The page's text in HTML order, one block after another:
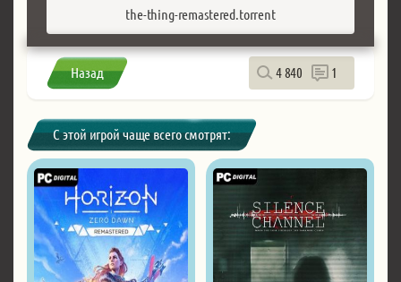
the-thing-remastered.torrent
Назад 4 840 1
С этой игрой чаще всего смотрят: